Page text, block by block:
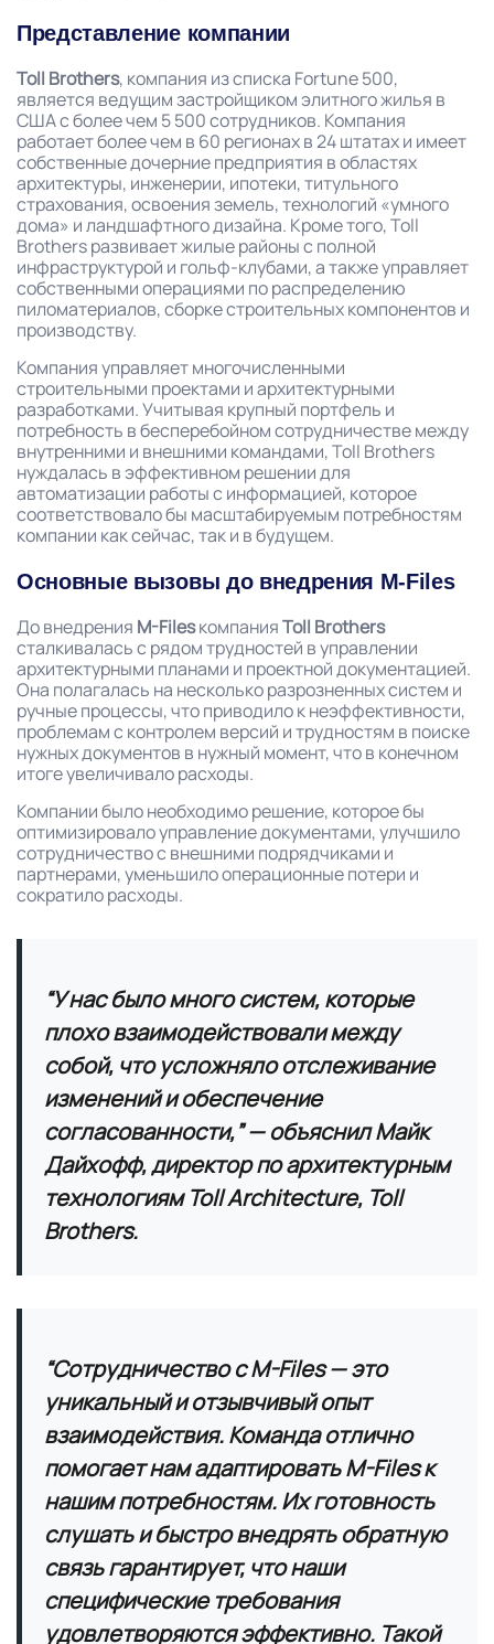
Представление компании
Toll Brothers, компания из списка Fortune 500,
является ведущим застройщиком элитного жилья в
США с более чем 5 500 сотрудников. Компания
работает более чем в 60 регионах в 24 штатах и имеет
собственные дочерние предприятия в областях
архитектуры, инженерии, ипотеки, титульного
страхования, освоения земель, технологий «умного
дома» и ландшафтного дизайна. Кроме того, Toll
Brothers развивает жилые районы с полной
инфраструктурой и гольф-клубами, а также управляет
собственными операциями по распределению
пиломатериалов, сборке строительных компонентов и
производству.
Компания управляет многочисленными
строительными проектами и архитектурными
разработками. Учитывая крупный портфель и
потребность в бесперебойном сотрудничестве между
внутренними и внешними командами, Toll Brothers
нуждалась в эффективном решении для
автоматизации работы с информацией, которое
соответствовало бы масштабируемым потребностям
компании как сейчас, так и в будущем.
Основные вызовы до внедрения M-Files
До внедрения M-FilesкомпанияToll Brothers
сталкивалась с рядом трудностей в управлении
архитектурными планами и проектной документацией.
Она полагалась на несколько разрозненных систем и
ручные процессы, что приводило к неэффективности,
проблемам с контролем версий и трудностям в поиске
нужных документов в нужный момент, что в конечном
итоге увеличивало расходы.
Компании было необходимо решение, которое бы
оптимизировало управление документами, улучшило
сотрудничество с внешними подрядчиками и
партнерами, уменьшило операционные потери и
сократило расходы.
“У нас было много систем, которые
плохо взаимодействовали между
собой, что усложняло отслеживание
изменений и обеспечение
согласованности,” — объяснил Майк
Дайхофф, директор по архитектурным
технологиям Toll Architecture, Toll
Brothers.
“Сотрудничество с M-Files — это
уникальный и отзывчивый опыт
взаимодействия. Команда отлично
помогает нам адаптировать M-Files к
нашим потребностям. Их готовность
слушать и быстро внедрять обратную
связь гарантирует, что наши
специфические требования
удовлетворяются эффективно. Такой